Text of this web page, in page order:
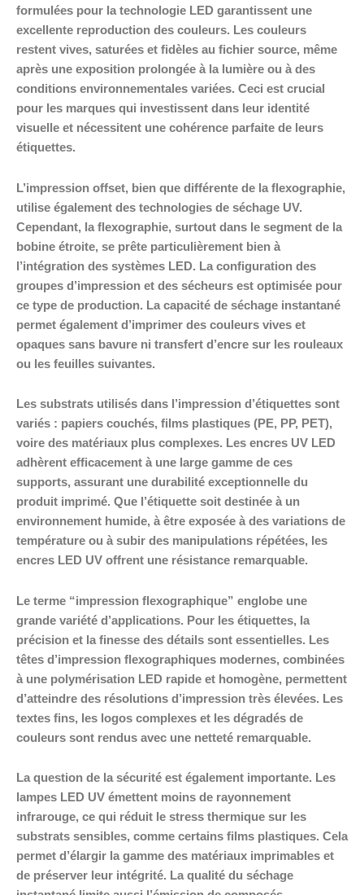
formulées pour la technologie LED garantissent une
excellente reproduction des couleurs. Les couleurs
restent vives, saturées et fidèles au fichier source, même
après une exposition prolongée à la lumière ou à des
conditions environnementales variées. Ceci est crucial
pour les marques qui investissent dans leur identité
visuelle et nécessitent une cohérence parfaite de leurs
étiquettes.
L’impression offset, bien que différente de la flexographie,
utilise également des technologies de séchage UV.
Cependant, la flexographie, surtout dans le segment de la
bobine étroite, se prête particulièrement bien à
l’intégration des systèmes LED. La configuration des
groupes d’impression et des sécheurs est optimisée pour
ce type de production. La capacité de séchage instantané
permet également d’imprimer des couleurs vives et
opaques sans bavure ni transfert d’encre sur les rouleaux
ou les feuilles suivantes.
Les substrats utilisés dans l’impression d’étiquettes sont
variés : papiers couchés, films plastiques (PE, PP, PET),
voire des matériaux plus complexes. Les encres UV LED
adhèrent efficacement à une large gamme de ces
supports, assurant une durabilité exceptionnelle du
produit imprimé. Que l’étiquette soit destinée à un
environnement humide, à être exposée à des variations de
température ou à subir des manipulations répétées, les
encres LED UV offrent une résistance remarquable.
Le terme “impression flexographique” englobe une
grande variété d’applications. Pour les étiquettes, la
précision et la finesse des détails sont essentielles. Les
têtes d’impression flexographiques modernes, combinées
à une polymérisation LED rapide et homogène, permettent
d’atteindre des résolutions d’impression très élevées. Les
textes fins, les logos complexes et les dégradés de
couleurs sont rendus avec une netteté remarquable.
La question de la sécurité est également importante. Les
lampes LED UV émettent moins de rayonnement
infrarouge, ce qui réduit le stress thermique sur les
substrats sensibles, comme certains films plastiques. Cela
permet d’élargir la gamme des matériaux imprimables et
de préserver leur intégrité. La qualité du séchage